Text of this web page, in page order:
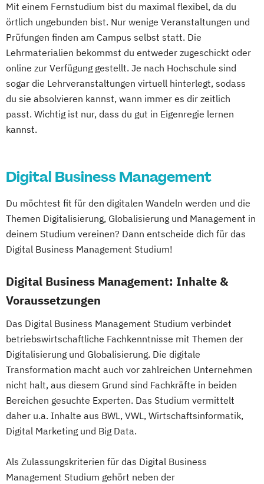
Business Administration (DE/EN)
Digital Business (DE/EN)
Digitale Betriebswirtschaftslehre
Entrepreneurship (DE/EN)
Finance
Accounting und Taxation (DE/EN)
General Management
IT-Betriebswirt/in
IT-Management
Immobilien­wirtschaft
Projektmanagement (DE/EN)
Public Management Ökonom/in
Mit einem Fernstudium bist du maximal flexibel, da du
örtlich ungebunden bist. Nur wenige Veranstaltungen und
Prüfungen finden am Campus selbst statt. Die
Lehrmaterialien bekommst du entweder zugeschickt oder
online zur Verfügung gestellt. Je nach Hochschule sind
sogar die Lehrveranstaltungen virtuell hinterlegt, sodass
du sie absolvieren kannst, wann immer es dir zeitlich
passt. Wichtig ist nur, dass du gut in Eigenregie lernen
kannst.
Digital Business Management
Du möchtest fit für den digitalen Wandeln werden und die
Themen Digitalisierung, Globalisierung und Management in
deinem Studium vereinen? Dann entscheide dich für das
Digital Business Management Studium!
Digital Business Management: Inhalte &
Voraussetzungen
Das Digital Business Management Studium verbindet
betriebswirtschaftliche Fachkenntnisse mit Themen der
Digitalisierung und Globalisierung. Die digitale
Transformation macht auch vor zahlreichen Unternehmen
nicht halt, aus diesem Grund sind Fachkräfte in beiden
Bereichen gesuchte Experten. Das Studium vermittelt
daher u.a. Inhalte aus BWL, VWL, Wirtschaftsinformatik,
Digital Marketing und Big Data.
Als Zulassungskriterien für das Digital Business
Management Studium gehört neben der